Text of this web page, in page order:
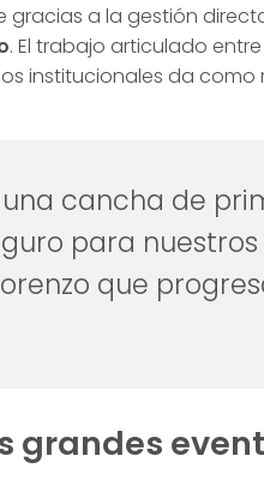
gracias a la gestión
. El trabajo articulado
institucionales da
cancha de
para nuestros
que
grandes